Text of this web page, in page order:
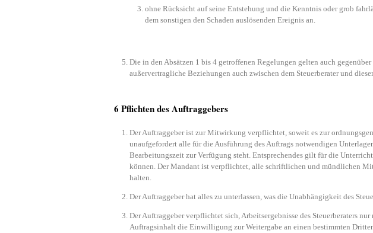
ohne Rücksicht auf seine Entstehung und die Kenntnis oder grob
dem sonstigen den Schaden auslösenden Ereignis an.
Die in den Absätzen 1 bis 4 getroffenen Regelungen gelten auch
außervertragliche Beziehungen auch zwischen dem Steuerberater und
6 Pflichten des Auftraggebers
Der Auftraggeber ist zur Mitwirkung verpflichtet, soweit es zur
unaufgefordert alle für die Ausführung des Auftrags notwendigen
Bearbeitungszeit zur Verfügung steht. Entsprechendes gilt für die
können. Der Mandant ist verpflichtet, alle schriftlichen und mündlichen
halten.
Der Auftraggeber hat alles zu unterlassen, was die Unabhängigkeit des
Der Auftraggeber verpflichtet sich, Arbeitsergebnisse des Steuerberaters
Auftragsinhalt die Einwilligung zur Weitergabe an einen bestimmten